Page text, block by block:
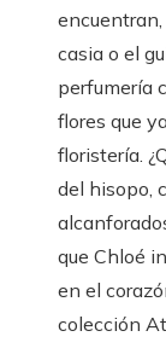
casia o el
perfumería
flores que
floristería.
del hisopo,
que Chloé
en el
colección